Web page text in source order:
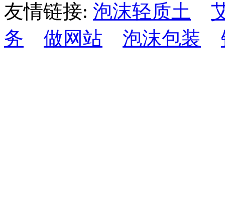
友情链接: 泡沫轻质土
务
做网站 泡沫包装